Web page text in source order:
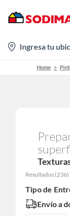
location-
icon
Ingresa tu
Home
Resultados (236)
Tipo de
Envío a